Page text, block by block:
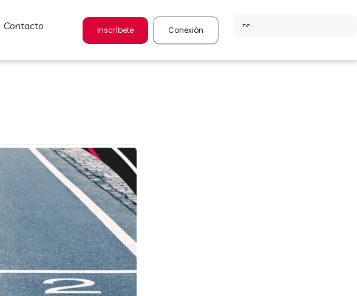
contacto Inscríbete Conexión